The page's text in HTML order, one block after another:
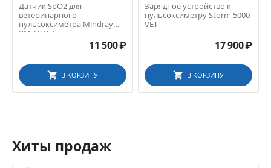
Датчик SpO2 для
ветеринарного
пульсоксиметра Mindray
PM-60 Vet
11 500₽
В КОРЗИНУ
Зарядное устройство к
пульсоксиметру Storm 5000
VET
17 900₽
В КОРЗИНУ
Хиты продаж